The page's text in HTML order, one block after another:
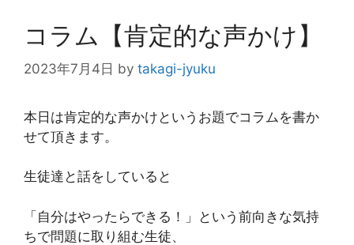
コラム【肯定的な声かけ】
2023年7月4日 by takagi-jyuku
本日は肯定的な声かけというお題でコラムを書か
せて頂きます。
生徒達と話をしていると
「自分はやったらできる！」という前向きな気持
ちで問題に取り組む生徒、